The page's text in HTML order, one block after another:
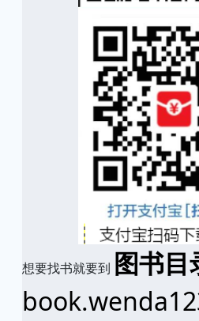
想要找书就要到 图书目